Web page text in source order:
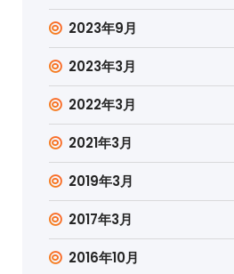
2023年9月
2023年3月
2022年3月
2021年3月
2019年3月
2017年3月
2016年10月